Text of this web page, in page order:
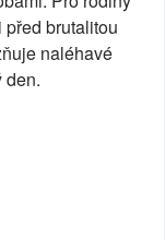
brutalitou
naléhavé
den.